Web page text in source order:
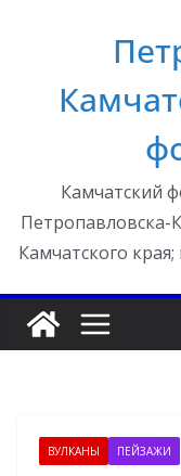
Камчатский
Петропавловска-
Камчатского
ВУЛКАНЫ ПЕЙЗАЖИ